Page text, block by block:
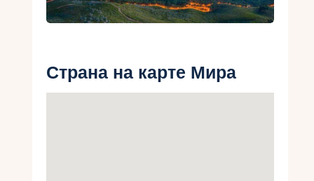
Укр
Страна на карте Мира